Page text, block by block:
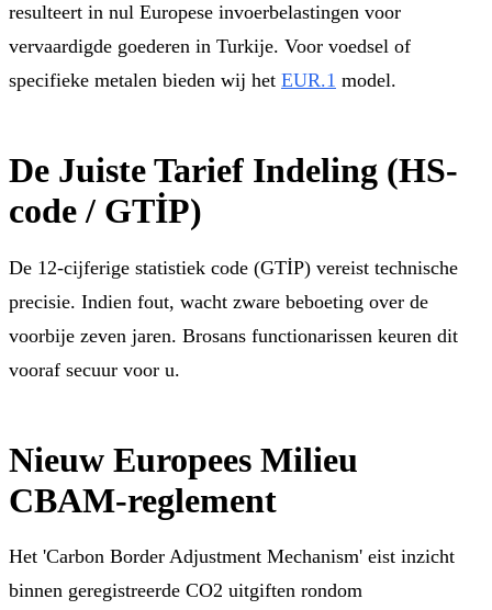
resulteert in nul Europese invoerbelastingen voor
vervaardigde goederen in Turkije. Voor voedsel of
specifieke metalen bieden wij het EUR.1 model.
De Juiste Tarief Indeling (HS-
code / GTİP)
De 12-cijferige statistiek code (GTİP) vereist technische
precisie. Indien fout, wacht zware beboeting over de
voorbije zeven jaren. Brosans functionarissen keuren dit
vooraf secuur voor u.
Nieuw Europees Milieu
CBAM-reglement
Het 'Carbon Border Adjustment Mechanism' eist inzicht
binnen geregistreerde CO2 uitgiften rondom